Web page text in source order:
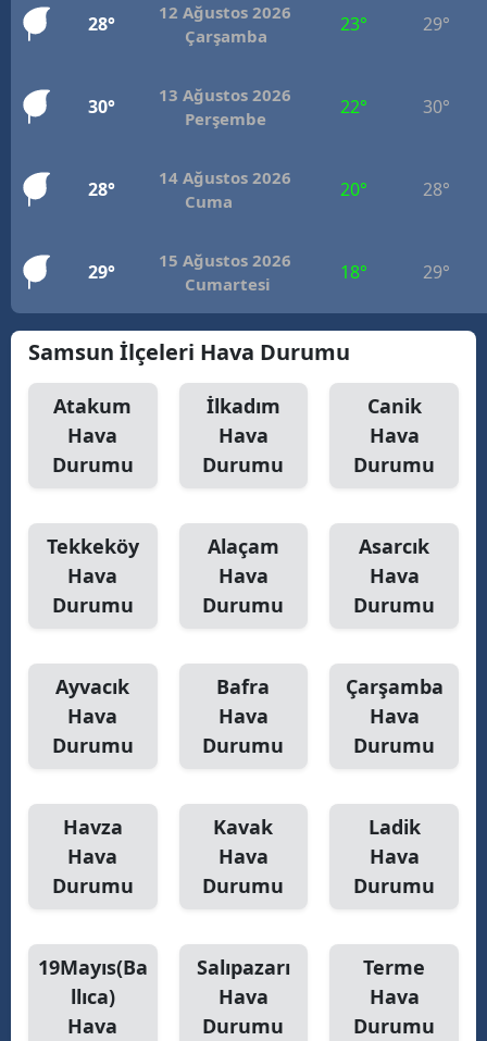
İzmir
Kastamonu
Kırklareli
Kırşehir
Konya
Kütahya
Malatya
Manisa
Kahramanmaraş
Mardin
Muğla
Nevşehir
Niğde
Rize
Sakarya
Siirt
28°
12 Ağustos 2026
Çarşamba
23° 29°
30°
13 Ağustos 2026
Perşembe
22° 30°
28°
14 Ağustos 2026
Cuma
20° 28°
29°
15 Ağustos 2026
Cumartesi
18° 29°
Samsun İlçeleri Hava Durumu
Atakum
Hava
Durumu
İlkadım
Hava
Durumu
Canik
Hava
Durumu
Tekkeköy
Hava
Durumu
Alaçam
Hava
Durumu
Asarcık
Hava
Durumu
Ayvacık
Hava
Durumu
Bafra
Hava
Durumu
Çarşamba
Hava
Durumu
Havza
Hava
Durumu
Kavak
Hava
Durumu
Ladik
Hava
Durumu
19Mayıs(Ba
llıca)
Hava
Salıpazarı
Hava
Durumu
Terme
Hava
Durumu